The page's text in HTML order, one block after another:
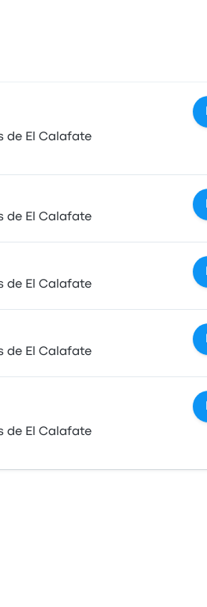
de El Calafate
de El Calafate
de El Calafate
de El Calafate
de El Calafate